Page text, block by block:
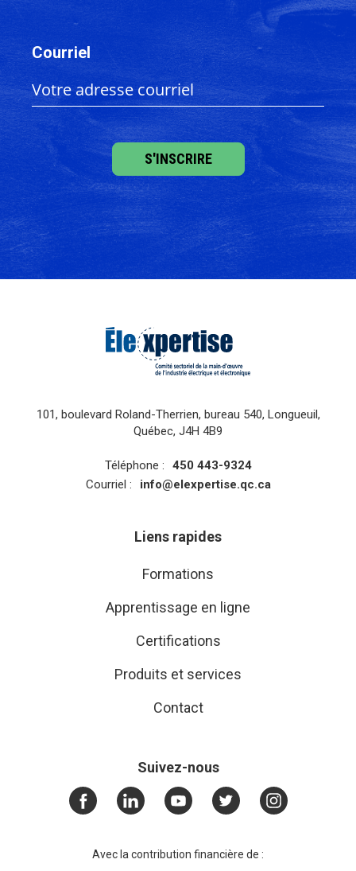
Courriel
101, boulevard Roland-Therrien, bureau 540, Longueuil,
Québec, J4H 4B9
Téléphone :
450 443-9324
Courriel :
info@elexpertise.qc.ca
Liens rapides
Formations
Apprentissage en ligne
Certifications
Produits et services
Contact
Suivez-nous
Avec la contribution financière de :